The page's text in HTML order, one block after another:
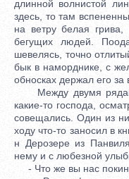
длинной волнистой
здесь, то там
на ветру белая
бегущих людей.
шевелясь, точно
бык в наморднике, с
обносках держал его за
Между двумя
какие-то господа,
совещались. Один из
ходу что-то заносил в
н Дерозере из
нему и с любезной
- Что же вы нас